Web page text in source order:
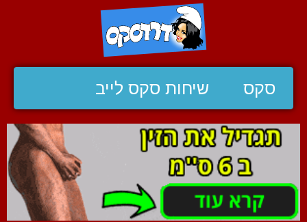
סקס שיחות סקס לייב